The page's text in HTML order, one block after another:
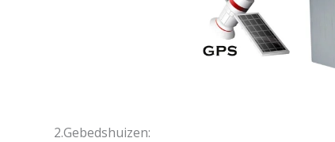
2.Gebedshuizen: